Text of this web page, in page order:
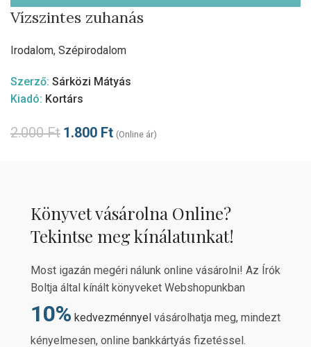
Vízszintes zuhanás
Irodalom, Szépirodalom
Szerző: Sárközi Mátyás
Kiadó: Kortárs
2.000Ft 1.800 Ft (Online ár)
Könyvet vásárolna Online?
Tekintse meg kínálatunkat!
Most igazán megéri nálunk online vásárolni! Az Írók
Boltja által kínált könyveket Webshopunkban
10% kedvezménnyel vásárolhatja meg, mindezt
kényelmesen, online bankkártyás fizetéssel.